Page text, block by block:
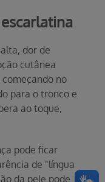
dor de
cutânea
no
para o tronco e
ao toque,
pode ficar
de "língua
da pele pode